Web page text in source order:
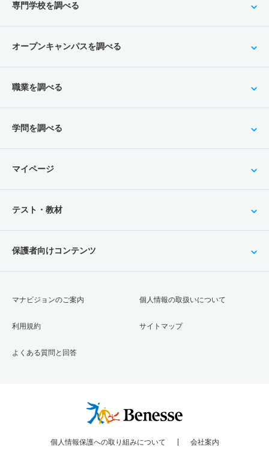
専門学校を調べる
オープンキャンパスを調べる
職業を調べる
学問を調べる
マイページ
テスト・教材
保護者向けコンテンツ
マナビジョンのご案内
利用規約
よくある質問と回答
個人情報の取扱いについて
サイトマップ
個人情報保護への取り組みについて 会社案内